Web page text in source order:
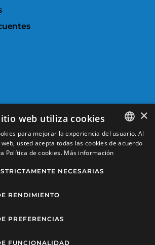
Compra
SPANISH
×
web utiliza cookies
para mejorar la experiencia del usuario. Al
usted acepta todas las cookies de acuerdo
Política de cookies. Más información
NECESARIAS
RENDIMIENTO
PREFERENCIAS
FUNCIONALIDAD